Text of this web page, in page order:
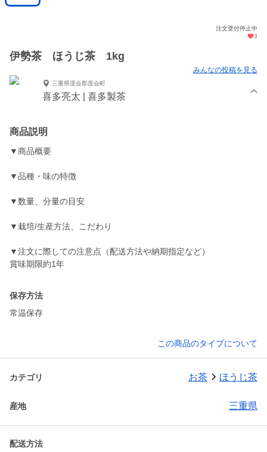
注文受付停止中
3
伊勢茶 ほうじ茶 1kg
みんなの投稿を見る
三重県度会郡度会町
喜多亮太 | 喜多製茶
商品説明
▼商品概要
▼品種・味の特徴
▼数量、分量の目安
▼栽培/生産方法、こだわり
▼注文に際しての注意点（配送方法や納期指定など）
賞味期限約1年
保存方法
常温保存
この商品のタイプについて
カテゴリ お茶 ほうじ茶
産地 三重県
配送方法